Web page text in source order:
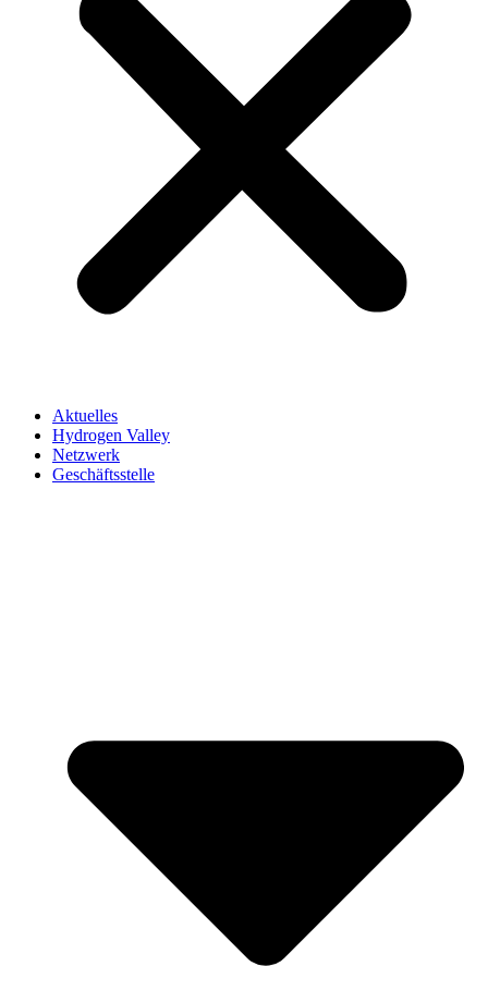
Aktuelles
Hydrogen Valley
Netzwerk
Geschäftsstelle